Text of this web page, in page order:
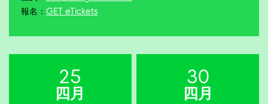
報名： GET eTickets
25
四月
30
四月